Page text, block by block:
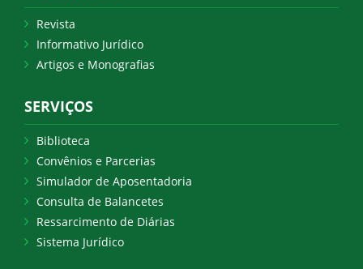
Revista
Informativo Jurídico
Artigos e Monografias
SERVIÇOS
Biblioteca
Convênios e Parcerias
Simulador de Aposentadoria
Consulta de Balancetes
Ressarcimento de Diárias
Sistema Jurídico